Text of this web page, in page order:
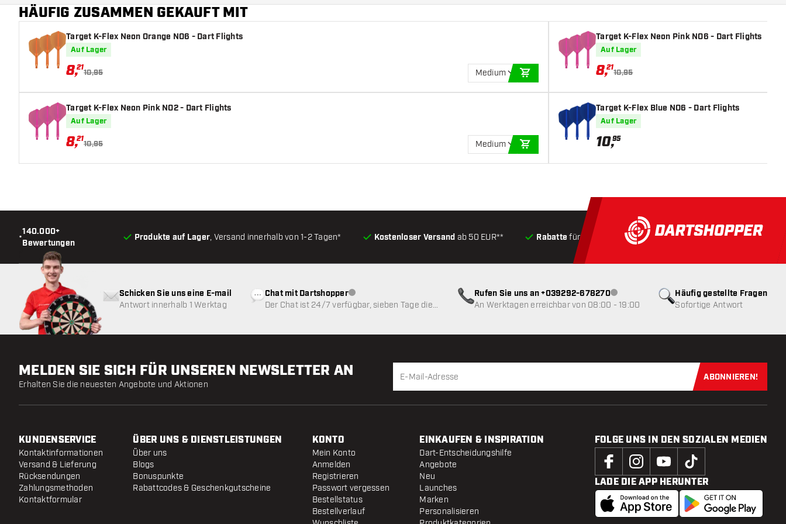
HÄUFIG ZUSAMMEN GEKAUFT MIT
Target K-Flex Neon Orange NO6 - Dart Flights
Auf Lager
8,21
10,95 Medium
IN DEN WARENKORB
Target K-Flex Neon Pink NO2 - Dart Flights
Auf Lager
8,21
10,95 Medium
Target K-Flex Neon Pink NO6 - Dart Flights
Auf Lager
8,21
10,95
Target K-Flex Blue NO6 - Dart Flights
Auf Lager
10,95
•
140.000+
Bewertungen
Produkte auf Lager, Versand innerhalb von 1-2 Tagen* Kostenloser Versand ab 50 EUR** Rabatte für Kunden Produkte auf Lager, Versand
Häufig gestellte Fragen
Sofortige Antwort
Schicken Sie uns eine E-mail
Antwort innerhalb 1 Werktag
Chat mit DartshopperKundenservice nicht verfügbar
Der Chat ist 24/7 verfügbar, sieben Tage die
Rufen Sie uns an +039292-678270Kundenservice nicht verfügbar
An Werktagen erreichbar von 08:00 - 19:00
MELDEN SIE SICH FÜR UNSEREN NEWSLETTER AN
Erhalten Sie die neuesten Angebote und Aktionen
Jetzt für
ABONNIEREN!
KUNDENSERVICE
Kontaktinformationen
Versand & Lieferung
Rücksendungen
Zahlungsmethoden
Kontaktformular
ÜBER UNS & DIENSTLEISTUNGEN
Über uns
Blogs
Bonuspunkte
Rabattcodes & Geschenkgutscheine
KONTO
Mein Konto
Anmelden
Registrieren
Passwort vergessen
Bestellstatus
Bestellverlauf
EINKAUFEN & INSPIRATION
Dart-Entscheidungshilfe
Angebote
Neu
Launches
Marken
Personalisieren
FOLGE UNS IN DEN SOZIALEN MEDIEN
LADE DIE APP HERUNTER